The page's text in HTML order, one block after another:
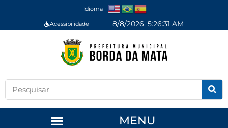
Idioma
Acessibilidade 8/8/2026, 5:26:31 AM
MENU